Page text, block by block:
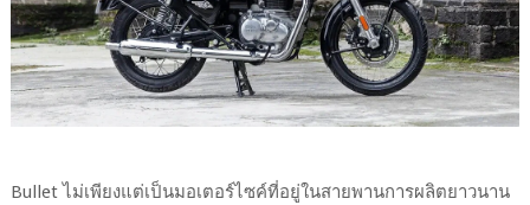
Bullet ไม่เพียงแต่เป็นมอเตอร์ไซค์ที่อยู่ในสายพานการผลิตยาวนาน